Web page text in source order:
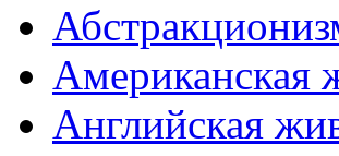
Американская
Английская